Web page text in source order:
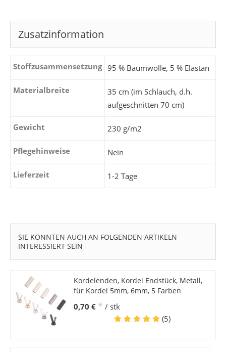
Zusatzinformation
Stoffzusammensetzung 95 % Baumwolle, 5 % Elastan
Materialbreite
35 cm (im Schlauch, d.h.
aufgeschnitten 70 cm)
Gewicht 230 g/m2
Pflegehinweise Nein
Lieferzeit 1-2 Tage
SIE KÖNNTEN AUCH AN FOLGENDEN ARTIKELN
INTERESSIERT SEIN
Kordelenden, Kordel Endstück, Metall,
für Kordel 5mm, 6mm, 5 Farben
0,70 € * / stk
(5)